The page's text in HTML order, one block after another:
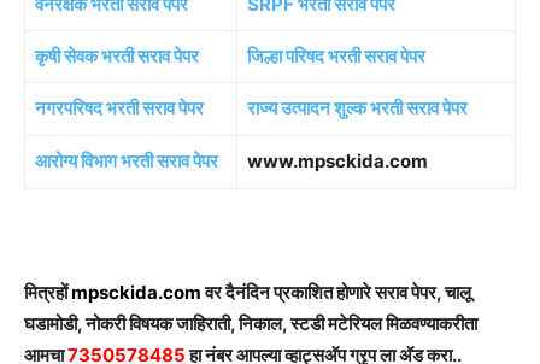
कृषी सेवक भरती सराव पेपर जिल्हा परिषद भरती सराव पेपर
नगरपरिषद भरती सराव पेपर राज्य उत्पादन शुल्क भरती सराव पेपर
आरोग्य विभाग भरती सराव पेपर www.mpsckida.com
मित्रहोंmpsckida.comवर दैनंदिन प्रकाशित होणारे सराव पेपर, चालू
घडामोडी, नोकरी विषयक जाहिराती, निकाल, स्टडी मटेरियल मिळवण्याकरीता
आमचा7350578485हा नंबर आपल्या व्हाट्सअ‍ॅप ग्रृप ला अ‍ॅड करा..